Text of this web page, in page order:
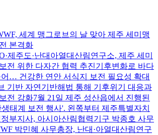
세계 맹그로브의 날 맞아 제주 세미맹
본격화
제주도·난대아열대산림연구소, 제주 세미
전 위한 다자간 협력 추진기후변화로 바다
… 건강한 연안 서식지 보전 필요성 확대
기반 자연기반해법 통해 기후위기 대응과
전 강화7월 21일 제주 성산읍에서 진행된
생태계 보전 행사'. 왼쪽부터 제주특별자치
부지사, 아시아산림협력기구 박종호 사무
박민혜 사무총장, 난대·아열대산림연구